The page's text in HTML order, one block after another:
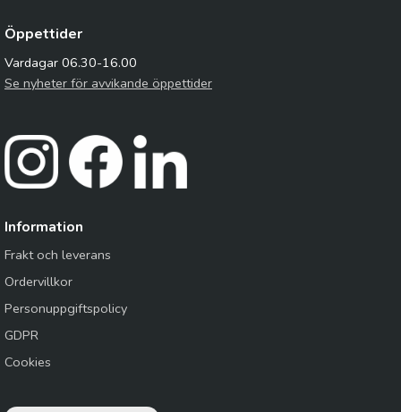
Öppettider
Vardagar 06.30-16.00
Se nyheter för avvikande öppettider
Information
Frakt och leverans
Ordervillkor
Personuppgiftspolicy
GDPR
Cookies